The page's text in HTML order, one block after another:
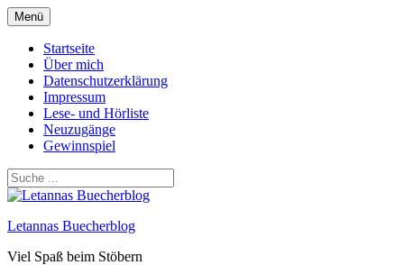
Zum
Inhalt
springen
Menü
Startseite
Über mich
Datenschutzerklärung
Impressum
Lese- und Hörliste
Neuzugänge
Gewinnspiel
Letannas Buecherblog
Viel Spaß beim Stöbern